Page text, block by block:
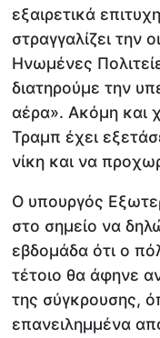
εξαιρετικά
στραγγαλίζει την
Ηνωμένες
διατηρούμε την
αέρα». Ακόμη και
Τραμπ έχει
νίκη και να
Ο υπουργός
στο σημείο να
εβδομάδα ότι ο
τέτοιο θα άφηνε
της σύγκρουσης,
επανειλημμένα